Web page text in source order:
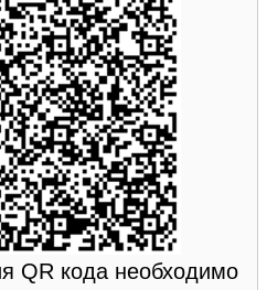
QR кода необходимо